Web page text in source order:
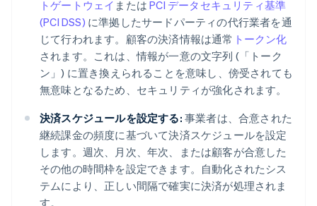
トゲートウェイ またはPCI データセキュリティ基準
(PCI DSS) に準拠したサードパーティの代行業者を通
じて行われます。顧客の決済情報は通常 トークン化
されます。これは、情報が一意の文字列 (「トーク
ン」) に置き換えられることを意味し、傍受されても
無意味となるため、セキュリティが強化されます。
決済スケジュールを設定する: 事業者は、合意された
継続課金の頻度に基づいて決済スケジュールを設定
します。週次、月次、年次、または顧客が合意した
その他の時間枠を設定できます。自動化されたシス
テムにより、正しい間隔で確実に決済が処理されま
す。